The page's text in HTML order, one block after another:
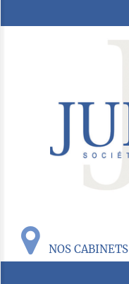
NOS CABINETS